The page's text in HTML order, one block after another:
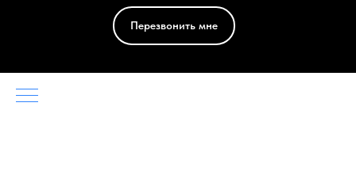
Перезвонить мне